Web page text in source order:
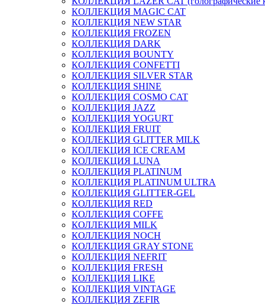
КОЛЛЕКЦИЯ MAGIC CAT
КОЛЛЕКЦИЯ NEW STAR
КОЛЛЕКЦИЯ FROZEN
КОЛЛЕКЦИЯ DARK
КОЛЛЕКЦИЯ BOUNTY
КОЛЛЕКЦИЯ CONFETTI
КОЛЛЕКЦИЯ SILVER STAR
КОЛЛЕКЦИЯ SHINE
КОЛЛЕКЦИЯ COSMO CAT
КОЛЛЕКЦИЯ JAZZ
КОЛЛЕКЦИЯ YOGURT
КОЛЛЕКЦИЯ FRUIT
КОЛЛЕКЦИЯ GLITTER MILK
КОЛЛЕКЦИЯ ICE CREAM
КОЛЛЕКЦИЯ LUNA
КОЛЛЕКЦИЯ PLATINUM
КОЛЛЕКЦИЯ PLATINUM ULTRA
КОЛЛЕКЦИЯ GLITTER-GEL
КОЛЛЕКЦИЯ RED
КОЛЛЕКЦИЯ COFFE
КОЛЛЕКЦИЯ MILK
КОЛЛЕКЦИЯ NOCH
КОЛЛЕКЦИЯ GRAY STONE
КОЛЛЕКЦИЯ NEFRIT
КОЛЛЕКЦИЯ FRESH
КОЛЛЕКЦИЯ LIKE
КОЛЛЕКЦИЯ VINTAGE
КОЛЛЕКЦИЯ ZEFIR